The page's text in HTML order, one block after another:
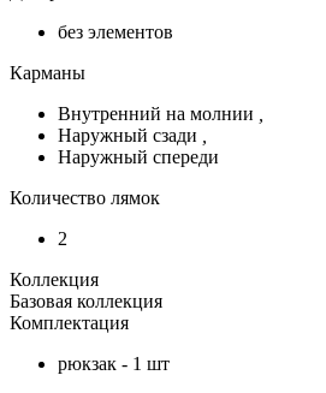
без элементов
Карманы
Внутренний на молнии
Наружный сзади
Наружный спереди
Количество лямок
2
Коллекция
Базовая коллекция
Комплектация
рюкзак - 1 шт